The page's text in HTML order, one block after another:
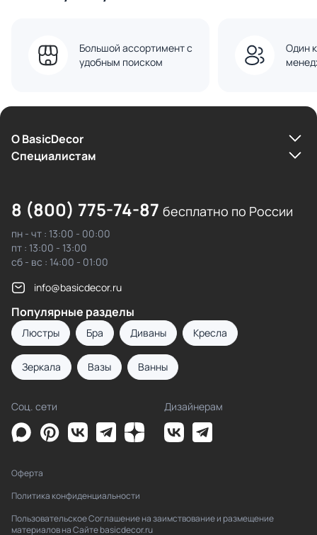
Большой ассортимент с
удобным поиском
Один
О BasicDecor
Cпециалистам
8 (800) 775-74-87 бесплатно по России
пн - чт : 13:00 - 00:00
пт : 13:00 - 13:00
сб - вс : 14:00 - 01:00
info@basicdecor.ru
Популярные разделы
Люстры Бра Диваны Кресла
Зеркала Вазы Ванны
Соц. сети Дизайнерам
Оферта
Политика конфиденциальности
Пользовательское Соглашение на заимствование и размещение
материалов на Сайте basicdecor.ru